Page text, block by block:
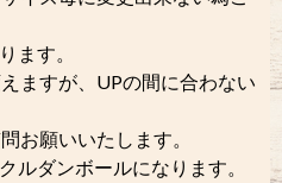
ます。
ますが、UPの間に合わない
お願いいたします。
ルダンボールになります。